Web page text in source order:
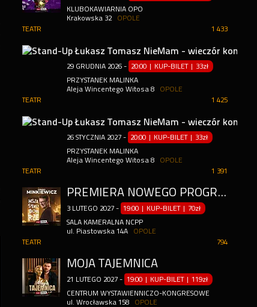
KLUBOKAWIARNIA OPO
Krakowska 32
OPOLE
1 433
TEATR
29 GRUDNIA 2026 - 20:00 | KUP-BILET | 33zł
PRZYSTANEK MALINKA
Aleja Wincentego Witosa 8
OPOLE
1 425
TEATR
26 STYCZNIA 2027 - 20:00 | KUP-BILET | 33zł
PRZYSTANEK MALINKA
Aleja Wincentego Witosa 8
OPOLE
1 391
TEATR
PREMIERA NOWEGO PROGRAMU: WSZYSTKO DOBRZE
3 LUTEGO 2027 - 19:00 | KUP-BILET | 70zł
SALA KAMERALNA NCPP
ul. Piastowska 14A
OPOLE
794
TEATR
MOJA TAJEMNICA
21 LUTEGO 2027 - 19:00 | KUP-BILET |119zł
CENTRUM WYSTAWIENNICZO-KONGRESOWE
ul. Wrocławska 158
OPOLE